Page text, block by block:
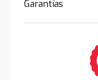
Garantías